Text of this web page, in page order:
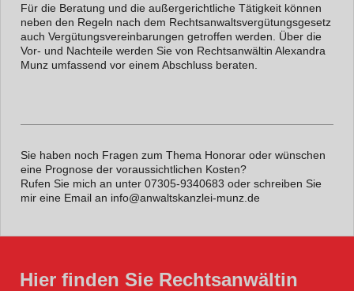
Für die Beratung und die außergerichtliche Tätigkeit können
neben den Regeln nach dem Rechtsanwaltsvergütungsgesetz
auch Vergütungsvereinbarungen getroffen werden. Über die
Vor- und Nachteile werden Sie von Rechtsanwältin Alexandra
Munz umfassend vor einem Abschluss beraten.
Sie haben noch Fragen zum Thema Honorar oder wünschen
eine Prognose der voraussichtlichen Kosten?
Rufen Sie mich an unter 07305-9340683 oder schreiben Sie
mir eine Email an info@anwaltskanzlei-munz.de
Hier finden Sie Rechtsanwältin